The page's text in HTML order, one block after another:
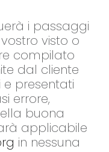
i passaggi
visto o
compilato
dal cliente
presentati
errore,
buona
applicabile
in nessuna